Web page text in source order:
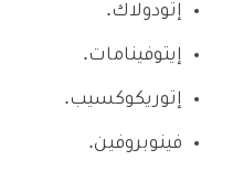
إتودولاك.
إيتوفينامات.
إتوريكوكسيب.
فينوبروفين.